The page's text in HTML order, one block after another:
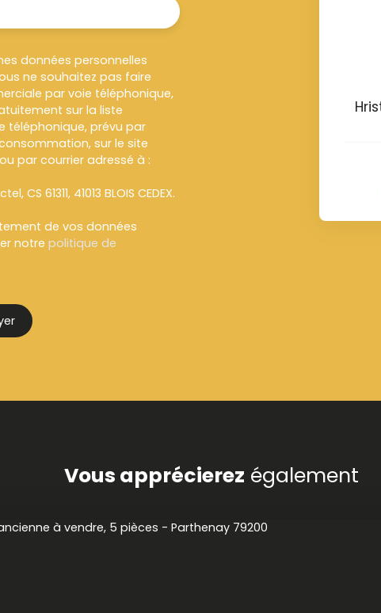
données personnelles
ne souhaitez pas faire
par voie téléphonique,
sur la liste
prévu par
sur le site
par courrier adressé à :
CS 61311, 41013 BLOIS CEDEX.
de vos données
notre politique de
Vous apprécierez également